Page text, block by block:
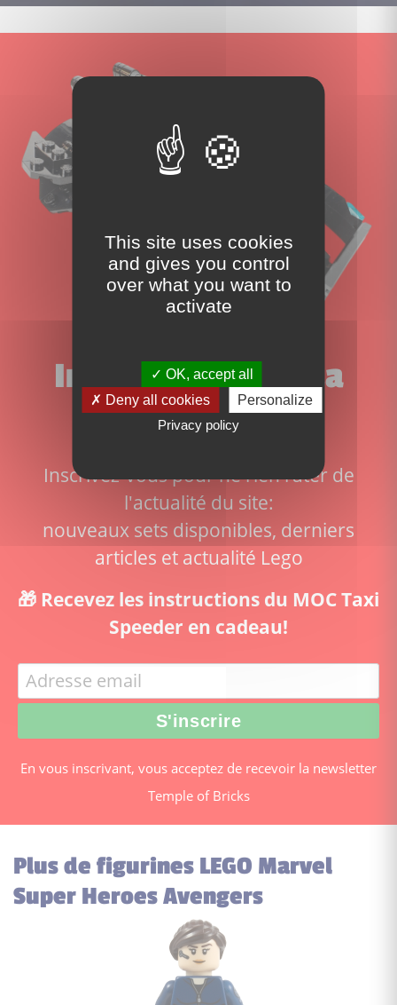
Inscrivez-vous à la
newsletter!
Inscrivez-vous pour ne rien rater de
l'actualité du site:
nouveaux sets disponibles, derniers
articles et actualité Lego
🎁 Recevez les instructions du MOC Taxi
Speeder en cadeau!
En vous inscrivant, vous acceptez de recevoir la newsletter
Temple of Bricks
Plus de figurines LEGO Marvel
Super Heroes Avengers
This site uses cookies
and gives you control
over what you want to
activate
OK, accept all
Deny all cookies
Personalize
Privacy policy